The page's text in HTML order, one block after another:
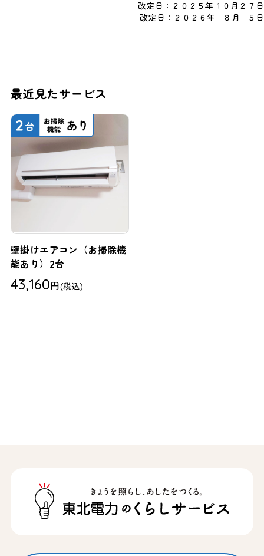
改定日：２０２５年１０月２７日
改定日：２０２６年 ８月 ５日
最近見たサービス
壁掛けエアコン（お掃除機
能あり）2台
43,160円(税込)